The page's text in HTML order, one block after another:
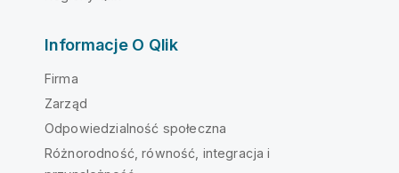
Informacje O Qlik
Firma
Zarząd
Odpowiedzialność społeczna
Różnorodność, równość, integracja i